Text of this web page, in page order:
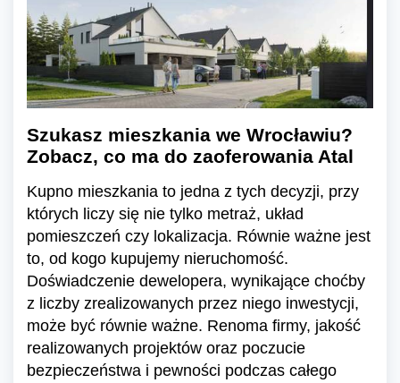
Szukasz mieszkania we Wrocławiu?
Zobacz, co ma do zaoferowania Atal
Kupno mieszkania to jedna z tych decyzji, przy
których liczy się nie tylko metraż, układ
pomieszczeń czy lokalizacja. Równie ważne jest
to, od kogo kupujemy nieruchomość.
Doświadczenie dewelopera, wynikające choćby
z liczby zrealizowanych przez niego inwestycji,
może być równie ważne. Renoma firmy, jakość
realizowanych projektów oraz poczucie
bezpieczeństwa i pewności podczas całego